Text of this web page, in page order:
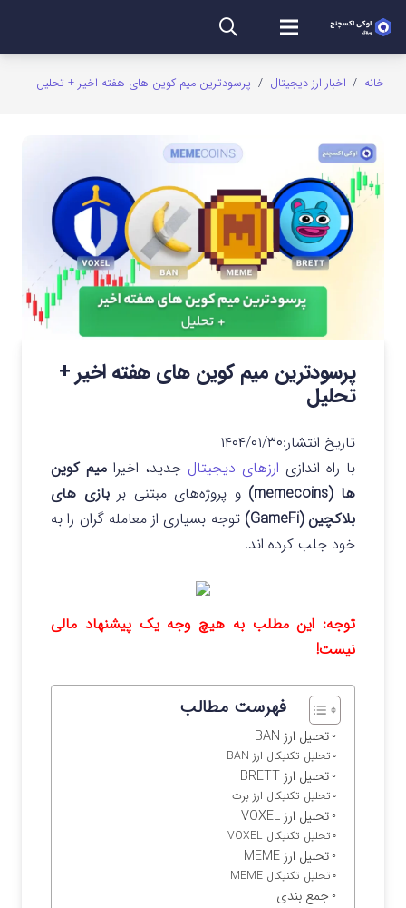
خانه / اخبار ارز دیجیتال / پرسودترین میم کوین های هفته اخیر + تحلیل
پرسودترین میم کوین های هفته اخیر +
تحلیل
تاریخ انتشار:۱۴۰۴/۰۱/۳۰
با راه اندازی ارزهای دیجیتال جدید، اخیرا میم‌ کوین‌
ها (memecoins)
و پروژه‌های مبتنی بربازی‌ های
بلاکچین (GameFi)
توجه بسیاری از معامله گران را به
خود جلب کرده اند.
توجه: این مطلب به هیچ وجه یک پیشنهاد مالی
نیست!
فهرست مطالب
تحلیل ارز BAN
تحلیل تکنیکال ارز BAN
تحلیل ارز BRETT
تحلیل تکنیکال ارز برت
تحلیل ارز VOXEL
تحلیل تکنیکال VOXEL
تحلیل ارز MEME
تحلیل تکنیکال MEME
جمع بندی